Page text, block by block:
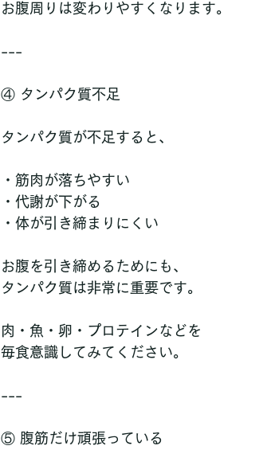
お腹周りは変わりやすくなります。
---
④ タンパク質不足
タンパク質が不足すると、
・筋肉が落ちやすい
・代謝が下がる
・体が引き締まりにくい
お腹を引き締めるためにも、
タンパク質は非常に重要です。
肉・魚・卵・プロテインなどを
毎食意識してみてください。
---
⑤ 腹筋だけ頑張っている